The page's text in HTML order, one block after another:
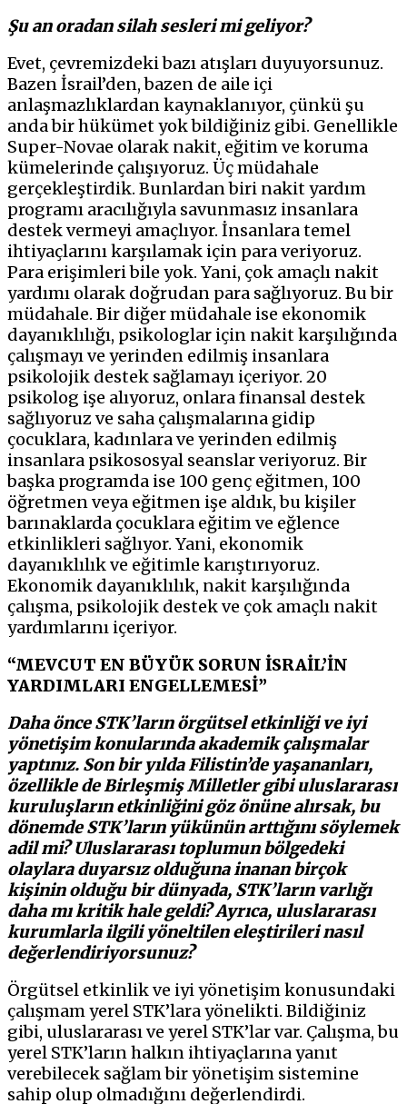
Şu an oradan silah sesleri mi geliyor?
Evet, çevremizdeki bazı atışları duyuyorsunuz.
Bazen İsrail’den, bazen de aile içi
anlaşmazlıklardan kaynaklanıyor, çünkü şu
anda bir hükümet yok bildiğiniz gibi. Genellikle
Super-Novae olarak nakit, eğitim ve koruma
kümelerinde çalışıyoruz. Üç müdahale
gerçekleştirdik. Bunlardan biri nakit yardım
programı aracılığıyla savunmasız insanlara
destek vermeyi amaçlıyor. İnsanlara temel
ihtiyaçlarını karşılamak için para veriyoruz.
Para erişimleri bile yok. Yani, çok amaçlı nakit
yardımı olarak doğrudan para sağlıyoruz. Bu bir
müdahale. Bir diğer müdahale ise ekonomik
dayanıklılığı, psikologlar için nakit karşılığında
çalışmayı ve yerinden edilmiş insanlara
psikolojik destek sağlamayı içeriyor. 20
psikolog işe alıyoruz, onlara finansal destek
sağlıyoruz ve saha çalışmalarına gidip
çocuklara, kadınlara ve yerinden edilmiş
insanlara psikososyal seanslar veriyoruz. Bir
başka programda ise 100 genç eğitmen, 100
öğretmen veya eğitmen işe aldık, bu kişiler
barınaklarda çocuklara eğitim ve eğlence
etkinlikleri sağlıyor. Yani, ekonomik
dayanıklılık ve eğitimle karıştırıyoruz.
Ekonomik dayanıklılık, nakit karşılığında
çalışma, psikolojik destek ve çok amaçlı nakit
yardımlarını içeriyor.
“MEVCUT EN BÜYÜK SORUN İSRAİL’İN
YARDIMLARI ENGELLEMESİ”
Daha önce STK’ların örgütsel etkinliği ve iyi
yönetişim konularında akademik çalışmalar
yaptınız. Son bir yılda Filistin’de yaşananları,
özellikle de Birleşmiş Milletler gibi uluslararası
kuruluşların etkinliğini göz önüne alırsak, bu
dönemde STK’ların yükünün arttığını söylemek
adil mi? Uluslararası toplumun bölgedeki
olaylara duyarsız olduğuna inanan birçok
kişinin olduğu bir dünyada, STK’ların varlığı
daha mı kritik hale geldi? Ayrıca, uluslararası
kurumlarla ilgili yöneltilen eleştirileri nasıl
değerlendiriyorsunuz?
Örgütsel etkinlik ve iyi yönetişim konusundaki
çalışmam yerel STK’lara yönelikti. Bildiğiniz
gibi, uluslararası ve yerel STK’lar var. Çalışma, bu
yerel STK’ların halkın ihtiyaçlarına yanıt
verebilecek sağlam bir yönetişim sistemine
sahip olup olmadığını değerlendirdi.